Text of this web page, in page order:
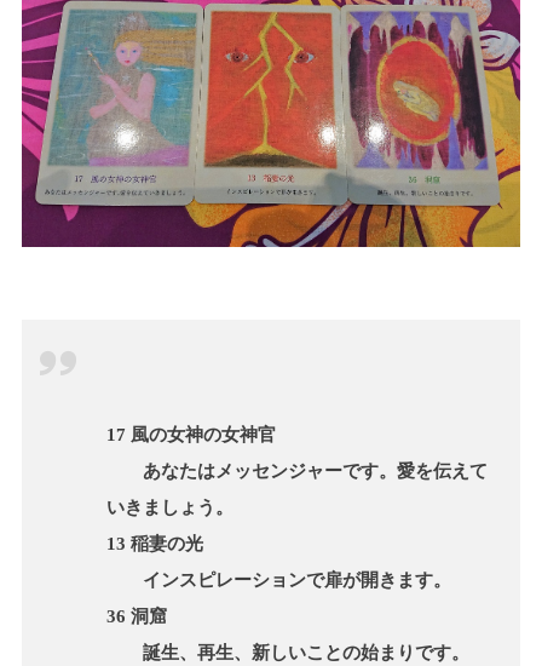
17 風の女神の女神官
あなたはメッセンジャーです。愛を伝えて
いきましょう。
13 稲妻の光
インスピレーションで扉が開きます。
36 洞窟
誕生、再生、新しいことの始まりです。